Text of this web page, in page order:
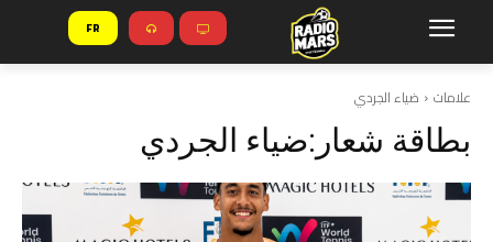
FR
علامات ضياء الجردي
بطاقة شعار:ضياء الجردي